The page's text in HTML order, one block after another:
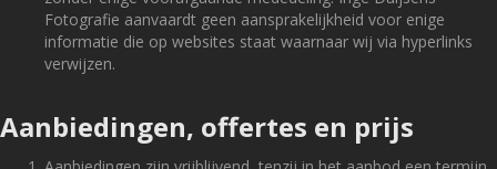
Fotografie aanvaardt geen aansprakelijkheid voor enige
informatie die op websites staat waarnaar wij via hyperlinks
verwijzen.
Aanbiedingen, offertes en prijs